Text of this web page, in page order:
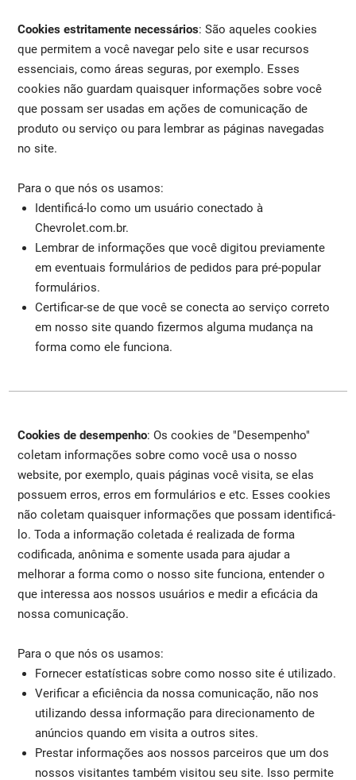
Cookies estritamente necessários: São aqueles cookies
que permitem a você navegar pelo site e usar recursos
essenciais, como áreas seguras, por exemplo. Esses
cookies não guardam quaisquer informações sobre você
que possam ser usadas em ações de comunicação de
produto ou serviço ou para lembrar as páginas navegadas
no site.
Para o que nós os usamos:
Identificá-lo como um usuário conectado à
Chevrolet.com.br.
Lembrar de informações que você digitou previamente
em eventuais formulários de pedidos para pré-popular
formulários.
Certificar-se de que você se conecta ao serviço correto
em nosso site quando fizermos alguma mudança na
forma como ele funciona.
Cookies de desempenho: Os cookies de "Desempenho"
coletam informações sobre como você usa o nosso
website, por exemplo, quais páginas você visita, se elas
possuem erros, erros em formulários e etc. Esses cookies
não coletam quaisquer informações que possam identificá-
lo. Toda a informação coletada é realizada de forma
codificada, anônima e somente usada para ajudar a
melhorar a forma como o nosso site funciona, entender o
que interessa aos nossos usuários e medir a eficácia da
nossa comunicação.
Para o que nós os usamos:
Fornecer estatísticas sobre como nosso site é utilizado.
Verificar a eficiência da nossa comunicação, não nos
utilizando dessa informação para direcionamento de
anúncios quando em visita a outros sites.
Prestar informações aos nossos parceiros que um dos
nossos visitantes também visitou seu site. Isso permite